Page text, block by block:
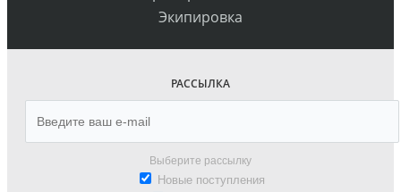
Экипировка
РАССЫЛКА
Выберите рассылку
Новые поступления